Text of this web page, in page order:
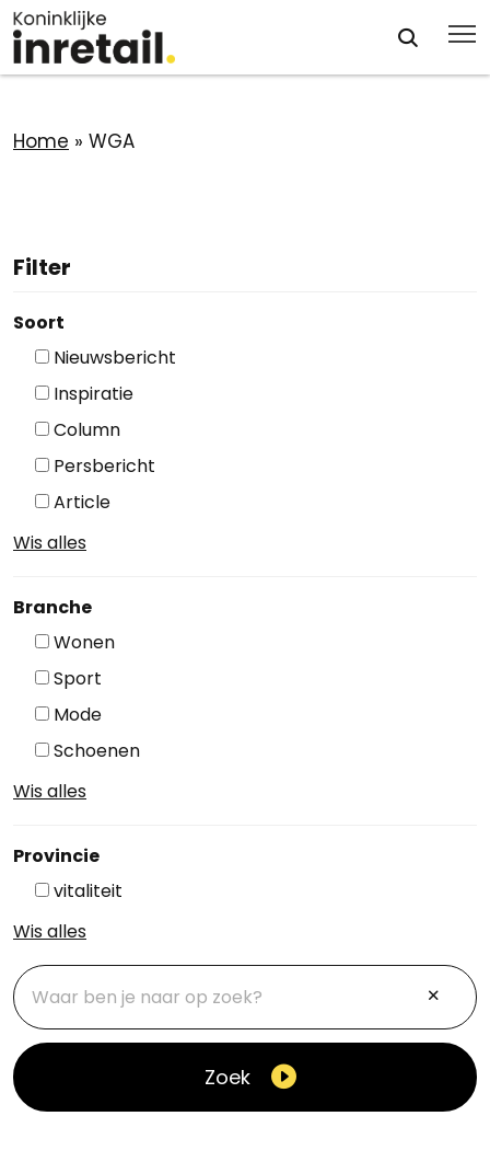
Home » WGA
Filter
Soort
Nieuwsbericht
Inspiratie
Column
Persbericht
Article
Wis alles
Branche
Wonen
Sport
Mode
Schoenen
Wis alles
Provincie
vitaliteit
Wis alles
Zoek